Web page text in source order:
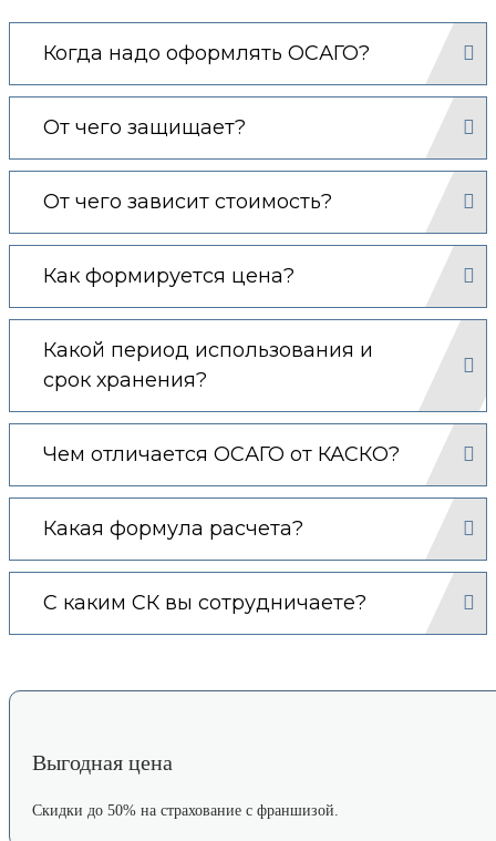
Когда надо оформлять ОСАГО?
От чего защищает?
От чего зависит стоимость?
Как формируется цена?
Какой период использования и
срок хранения?
Чем отличается ОСАГО от КАСКО?
Какая формула расчета?
С каким СК вы сотрудничаете?
Выгодная цена
Скидки до 50% на страхование с франшизой.